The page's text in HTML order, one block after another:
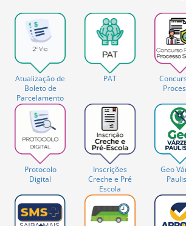
Atualização de
Boleto de
Parcelamento
PAT
Protocolo
Digital
Inscrições
Creche e Pré
Escola
Geo